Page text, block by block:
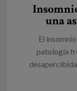
una
El
patología